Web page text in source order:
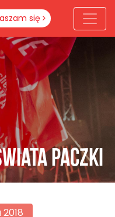
się
paczki